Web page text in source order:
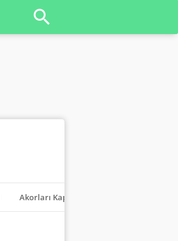
Akorları Kapat